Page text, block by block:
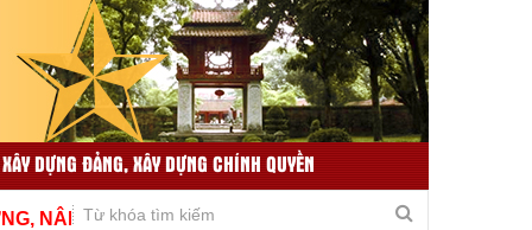
DỰNG ĐẢNG, XÂY DỰNG CHÍNH QUYỀN
TỨC LIÊN QUAN
THƯ VIỆN VIDEO
CAO CHẤT LƯỢNG, THÍCH ỨNG KỊP THỜI VÌ THỦ